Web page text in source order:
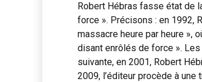
Robert Hébras fasse état de
force ». Précisons : en 1992,
massacre heure par heure »,
disant enrôlés de force ».
suivante, en 2001, Robert
2009, l’éditeur procède à